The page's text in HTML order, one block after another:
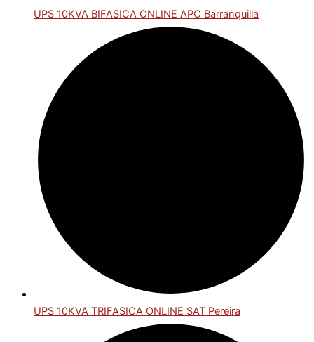
UPS 10KVA BIFASICA ONLINE APC Barranquilla
UPS 10KVA TRIFASICA ONLINE SAT Pereira